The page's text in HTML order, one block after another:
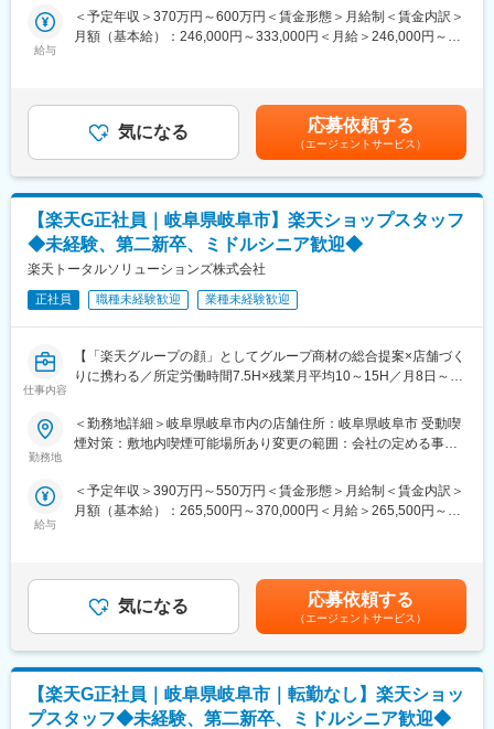
変更の範囲：会社の定める業務
料金体系が他キャリアよりシンプルで覚えやすく、提案力を磨き
やすい環境。業界未経験でも短期間で成長し、早期独り立ちが可
案や企画が運営に反映されやすい環境です。
括するスーパーバイザー（RSV）や、担当エリアの方針策定を行
うマネージャー等、より広いマネジメントにも挑戦できます。ま
た、東京本社での人事・業務統括など、店舗運営を支える役割へ
のキャリアチェンジ実績も複数あります。事業運営にどう関わっ
ていきたいか、経験を積みながら多様なキャリアを描ける環境で
す。
■組織構成：
1店舗あたり店長1名、スタッフ5～15名で運営。チームワークを
重視し相談し合える職場です。
2023年2月に設立された楽天グループ100％出資の新会社で、企
画、立ち上げ、コンサルティング、オペレーション管理、システ
変更の範囲：会社の定める業務
を行う業務です。
10年で30％増加しています。当社の売上も右肩上がりで推移して
おり、新規事業立ち上げに伴い一緒に活躍していただける方を増
▽X線CT装置の設置・点検・修理・校正
▽装置メーカーの依頼で、ユーザー先（工場・研究施設など）へ
出張し、評価機器の整備を実施
▽ユーザーへの説明や、作業後のレポート作成（点検内容・対応
履歴などの記録）
■職務詳細
・当社事業所と提携先で半々くらいで業務を行っていただきま
す。※提携先は関西圏で泊り出張も時々有※社用車1台貸出
・提携先の評価機器メーカーから設置や整備の依頼があり、内容
機器の設置、点検、校正、修理などを行います。
・予め予定を立てるため、プライベート時間の確保がしやすいで
・メーカーの稼働日に行う業務が大半のため、休日出勤はほとん
どありません。
置でも安心です。最初は先輩社員もしくは評価機器メーカーの技
術者と一緒に行動していただきます。
徐々に扱う装置の種類を増やしたり、一つの機器に詳しくなった
り、機器の傾向を掴んだりと、裁量を広げていけるため成長を実
感しやすいです。顧客との関係性が構築できて頼られる存在にな
ったり、顧客の困りごと（評価機器の不調）を解決できると感謝
給与
＜予定年収＞370万円～600万円＜賃金形態＞月給制＜賃金内訳＞
月額（基本給）：246,000円～333,000円＜月給＞246,000円～
気になる 応募依頼する
（エージェントサービス）
【楽天G正社員｜岐阜県岐阜市】楽天ショップスタッフ
◆未経験、第二新卒、ミドルシニア歓迎◆
楽天トータルソリューションズ株式会社
正社員 職種未経験歓迎 業種未経験歓迎
仕事内容
【「楽天グループの顔」としてグループ商材の総合提案×店舗づく
りに携わる／所定労働時間7.5H×残業月平均10～15H／月8日～休
楽天モバイルショップに来店されるお客様へ、スマートフォン・
料金プラン・楽天カード・楽天市場・楽天ポイントなど、楽天経
て、お客様の生活をより豊かにするトータルサポートを行うポジ
ションです。
・新規契約・機種変更の受付および提案
・料金プラン、楽天ポイント活用、楽天カード、各種サービスの
案内
・スマホの初期設定・データ移行サポート
・問い合わせ対応
◇店舗運営
勤務地
＜勤務地詳細＞岐阜県岐阜市内の店舗住所：岐阜県岐阜市 受動喫
煙対策：敷地内喫煙可能場所あり変更の範囲：会社の定める事業
給与
＜予定年収＞390万円～550万円＜賃金形態＞月給制＜賃金内訳＞
月額（基本給）：265,500円～370,000円＜月給＞265,500円～
気になる 応募依頼する
（エージェントサービス）
【楽天G正社員｜岐阜県岐阜市｜転勤なし】楽天ショッ
プスタッフ◆未経験、第二新卒、ミドルシニア歓迎◆